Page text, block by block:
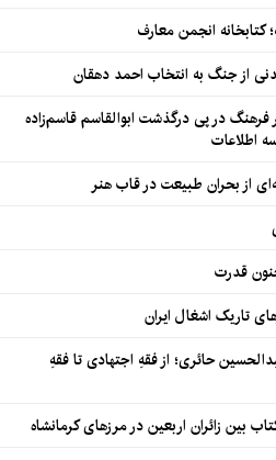
کتابخانه انجمن معارف
از جنگ به انتخاب احمد دهقان
فرهنگ در پی درگذشت ابوالقاسم قاسم‌زاده
اطلاعات
از بحران طبیعت در قاب هنر
قدرت
تاریک اشغال ایران
حائری؛ از فقهِ اجتهادی تا فقهِ